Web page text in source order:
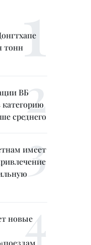
тонн
ВБ
категорию
среднего
имеет
новые